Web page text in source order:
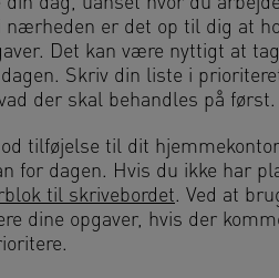
nærheden er det op til dig at
Det kan være nyttigt at
Skriv din liste i
der skal behandles på først.
tilføjelse til dit
for dagen. Hvis du ikke har
til skrivebordet. Ved at
dine opgaver, hvis der